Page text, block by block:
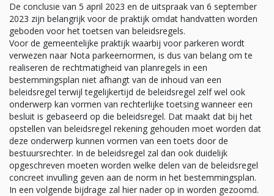
De conclusie van 5 april 2023 en de uitspraak van 6 september
2023 zijn belangrijk voor de praktijk omdat handvatten worden
geboden voor het toetsen van beleidsregels.
Voor de gemeentelijke praktijk waarbij voor parkeren wordt
verwezen naar Nota parkeernormen, is dus van belang om te
realiseren de rechtmatigheid van planregels in een
bestemmingsplan niet afhangt van de inhoud van een
beleidsregel terwijl tegelijkertijd de beleidsregel zelf wel ook
onderwerp kan vormen van rechterlijke toetsing wanneer een
besluit is gebaseerd op die beleidsregel. Dat maakt dat bij het
opstellen van beleidsregel rekening gehouden moet worden dat
deze onderwerp kunnen vormen van een toets door de
bestuursrechter. In de beleidsregel zal dan ook duidelijk
opgeschreven moeten worden welke delen van de beleidsregel
concreet invulling geven aan de norm in het bestemmingsplan.
In een volgende bijdrage zal hier nader op in worden gezoomd.